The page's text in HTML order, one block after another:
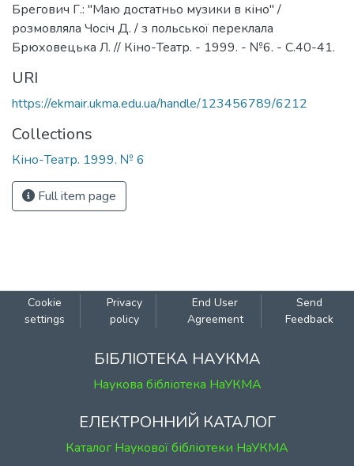
Брегович Г.: "Маю достатньо музики в кіно" /
розмовляла Чосіч Д. / з польської переклала
Брюховецька Л. // Кіно-Театр. - 1999. - №6. - С.40-41.
URI
https://ekmair.ukma.edu.ua/handle/123456789/6212
Collections
Кіно-Театр. 1999. № 6
Full item page
Cookie
settings
Privacy
policy
End User
Agreement
Send
Feedback
БІБЛІОТЕКА НАУКМА
Наукова бібліотека НаУКМА
ЕЛЕКТРОННИЙ КАТАЛОГ
Каталог Наукової бібліотеки НаУКМА